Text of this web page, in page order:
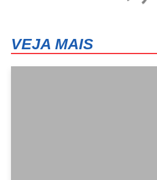
VEJA MAIS